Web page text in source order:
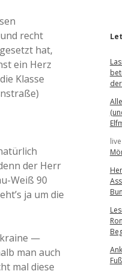
recht
hat,
ein Herz
Klasse
der Herr
Weiß 90
ja um die
—
man auch
mal diese